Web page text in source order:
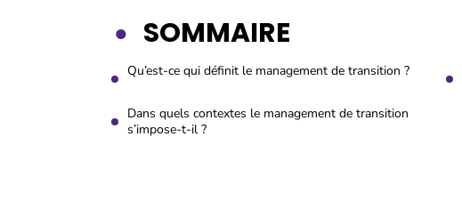
SOMMAIRE
Qu’est-ce qui définit le management de transition ?
Dans quels contextes le management de transition
s’impose-t-il ?